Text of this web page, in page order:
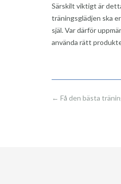
Särskilt viktigt är
träningsglädjen ska
själ. Var därför
använda rätt
Post
← Få den bästa